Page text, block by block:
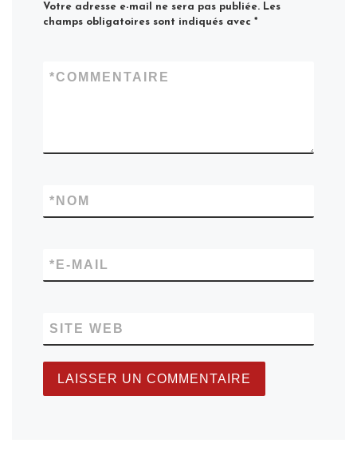
Votre adresse e-mail ne sera pas publiée. Les
champs obligatoires sont indiqués avec*
COMMENTAIRE
*
NOM
*
E-MAIL
*
SITE WEB